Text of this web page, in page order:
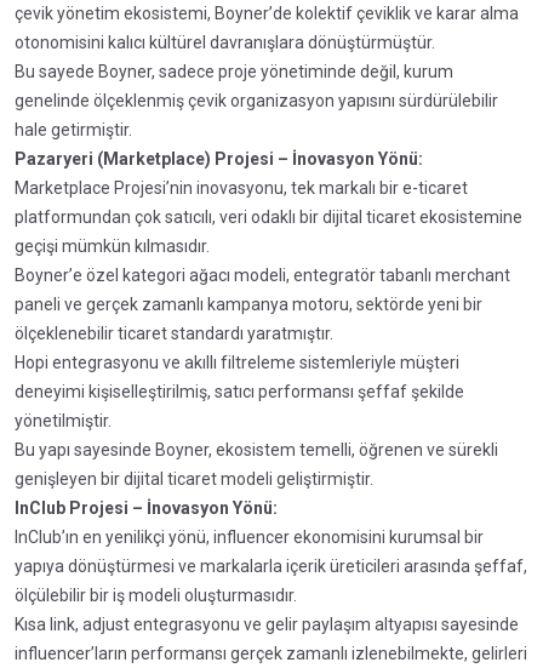
çevik yönetim ekosistemi, Boyner’de kolektif çeviklik ve karar alma
otonomisini kalıcı kültürel davranışlara dönüştürmüştür.
Bu sayede Boyner, sadece proje yönetiminde değil, kurum
genelinde ölçeklenmiş çevik organizasyon yapısını sürdürülebilir
hale getirmiştir.
Pazaryeri (Marketplace) Projesi – İnovasyon Yönü:
Marketplace Projesi’nin inovasyonu, tek markalı bir e-ticaret
platformundan çok satıcılı, veri odaklı bir dijital ticaret ekosistemine
geçişi mümkün kılmasıdır.
Boyner’e özel kategori ağacı modeli, entegratör tabanlı merchant
paneli ve gerçek zamanlı kampanya motoru, sektörde yeni bir
ölçeklenebilir ticaret standardı yaratmıştır.
Hopi entegrasyonu ve akıllı filtreleme sistemleriyle müşteri
deneyimi kişiselleştirilmiş, satıcı performansı şeffaf şekilde
yönetilmiştir.
Bu yapı sayesinde Boyner, ekosistem temelli, öğrenen ve sürekli
genişleyen bir dijital ticaret modeli geliştirmiştir.
InClub Projesi – İnovasyon Yönü:
InClub’ın en yenilikçi yönü, influencer ekonomisini kurumsal bir
yapıya dönüştürmesi ve markalarla içerik üreticileri arasında şeffaf,
ölçülebilir bir iş modeli oluşturmasıdır.
Kısa link, adjust entegrasyonu ve gelir paylaşım altyapısı sayesinde
influencer’ların performansı gerçek zamanlı izlenebilmekte, gelirleri